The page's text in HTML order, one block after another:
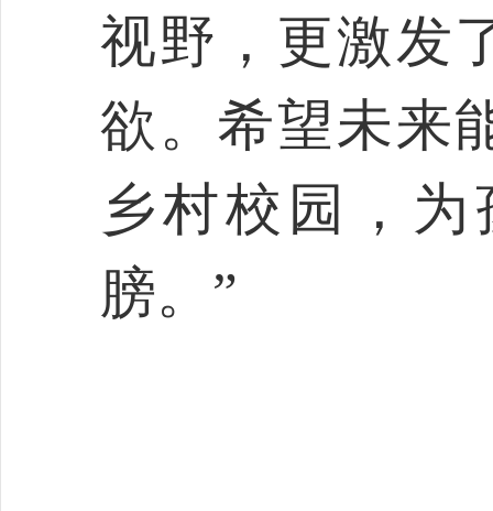
视野，更激发
欲。希望未来
乡村校园，
膀。”